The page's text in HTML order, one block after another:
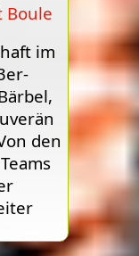
Boule
im
den